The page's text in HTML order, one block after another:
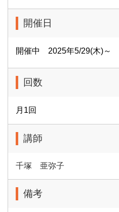
開催日
開催中 2025年5/29(木)～
回数
月1回
講師
千塚 亜弥子
備考